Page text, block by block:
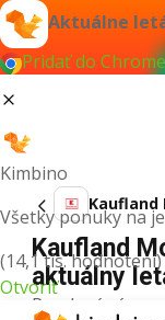
Aktuálne
Pridať do
Kimbino
Všetky ponuky na
(14,1 tis. hodnotení)
Otvoriť
Kaufland
Kaufland
aktuálny
Pre daný výraz